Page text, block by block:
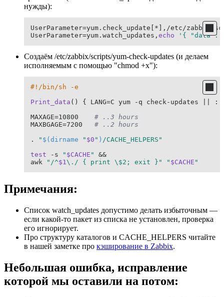
нужды):
UserParameter=yum.check_update[*],/etc/zabbix/
UserParameter=yum.watch_updates, echo '{ "data": [
Создаём /etc/zabbix/scripts/yum-check-updates (и делаем
исполняемым с помощью "chmod +x"):
#!/bin/sh -e
Print_data () { LANG=C yum -q check-updates ||
MAXAGE=10800 # ..3 hours
MAXBGAGE=7200 # ..2 hours
.
" $(dirname " $0 " ) /CACHE_HELPERS"
test -s " $CACHE "
&&
awk
"/^$1\./ { print \$2; exit }" " $CACHE "
Примечания:
Список watch_updates допустимо делать избыточным —
если какой-то пакет из списка не установлен, проверка
его игнорирует.
Про структуру каталогов и CACHE_HELPERS читайте
в нашей заметке про кэширование в Zabbix.
Небольшая ошибка, исправление
которой мы оставили на потом: